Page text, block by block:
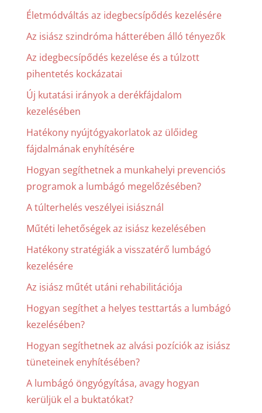
Életmódváltás az idegbecsípődés kezelésére
Az isiász szindróma hátterében álló tényezők
Az idegbecsípődés kezelése és a túlzott
pihentetés kockázatai
Új kutatási irányok a derékfájdalom
kezelésében
Hatékony nyújtógyakorlatok az ülőideg
fájdalmának enyhítésére
Hogyan segíthetnek a munkahelyi prevenciós
programok a lumbágó megelőzésében?
A túlterhelés veszélyei isiásznál
Műtéti lehetőségek az isiász kezelésében
Hatékony stratégiák a visszatérő lumbágó
kezelésére
Az isiász műtét utáni rehabilitációja
Hogyan segíthet a helyes testtartás a lumbágó
kezelésében?
Hogyan segíthetnek az alvási pozíciók az isiász
tüneteinek enyhítésében?
A lumbágó öngyógyítása, avagy hogyan
kerüljük el a buktatókat?